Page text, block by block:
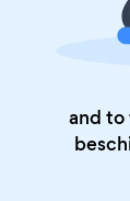
and to